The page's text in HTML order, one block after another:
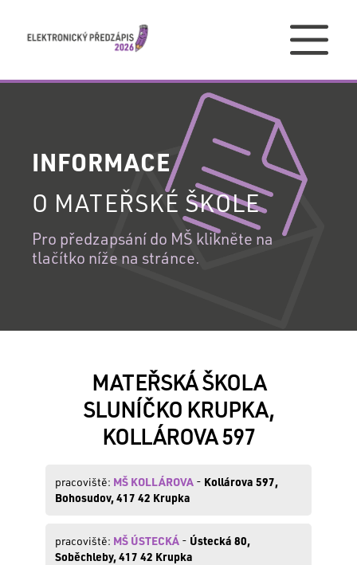
INFORMACE
O MATEŘSKÉ ŠKOLE
Pro předzapsání do MŠ klikněte na
tlačítko níže na stránce.
MATEŘSKÁ ŠKOLA
SLUNÍČKO KRUPKA,
KOLLÁROVA 597
pracoviště: MŠ KOLLÁROVA - Kollárova 597,
Bohosudov, 417 42 Krupka
pracoviště: MŠ ÚSTECKÁ - Ústecká 80,
Soběchleby, 417 42 Krupka
PŘIHLÁŠENÍ
DO
VAŠEHO
ÚČTU
PŘIHLÁŠENÍ
REGISTRACE